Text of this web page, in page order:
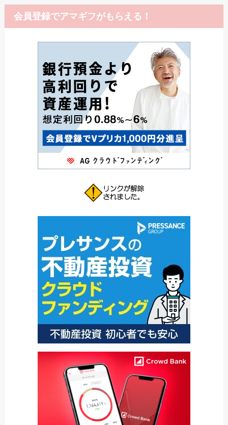
会員登録でアマギフがもらえる！